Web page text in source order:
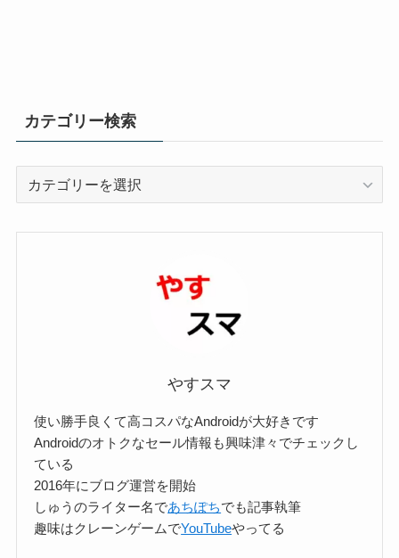
カテゴリー検索
やすスマ
使い勝手良くて高コスパなAndroidが大好きです
Androidのオトクなセール情報も興味津々でチェックし
ている
2016年にブログ運営を開始
しゅうのライター名であちぽちでも記事執筆
趣味はクレーンゲームでYouTubeやってる